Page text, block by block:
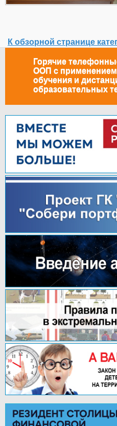
К обзорной странице
Горячие
ООП с применением
обучения и
образовательных